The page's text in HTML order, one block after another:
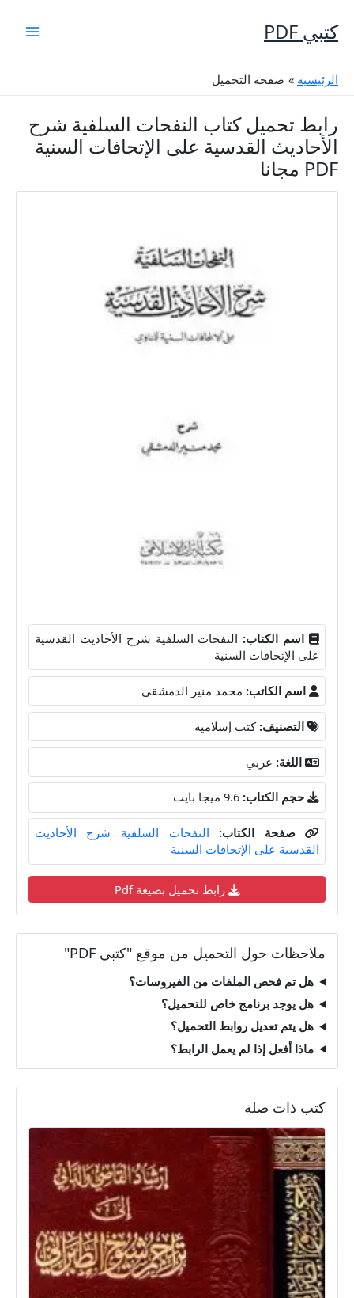
إلى
المحتوى
كتبي PDF
الرئيسية صفحة التحميل
رابط تحميل كتاب النفحات السلفية شرح
الأحاديث القدسية على الإتحافات السنية
PDF مجانا
اسم الكتاب: النفحات السلفية شرح الأحاديث القدسية
على الإتحافات السنية
اسم الكاتب: محمد منير الدمشقي
التصنيف: كتب إسلامية
اللغة: عربي
حجم الكتاب: 9.6 ميجا بايت
صفحة الكتاب:
النفحات السلفية شرح الأحاديث
القدسية على الإتحافات السنية
رابط تحميل بصيغة Pdf
ملاحظات حول التحميل من موقع "كتبي PDF"
هل تم فحص الملفات من الفيروسات؟
هل يوجد برنامج خاص للتحميل؟
هل يتم تعديل روابط التحميل؟
ماذا أفعل إذا لم يعمل الرابط؟
كتب ذات صلة